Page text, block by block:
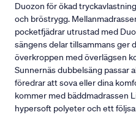
Duozon för ökad
och bröstrygg.
pocketfjädrar utrustad med
sängens delar tillsammans ger
överkroppen med överlägsen
Sunnernäs dubbelsäng passar
föredrar att sova eller dina
kommer med bäddmadrassen
hypersoft polyeter och ett